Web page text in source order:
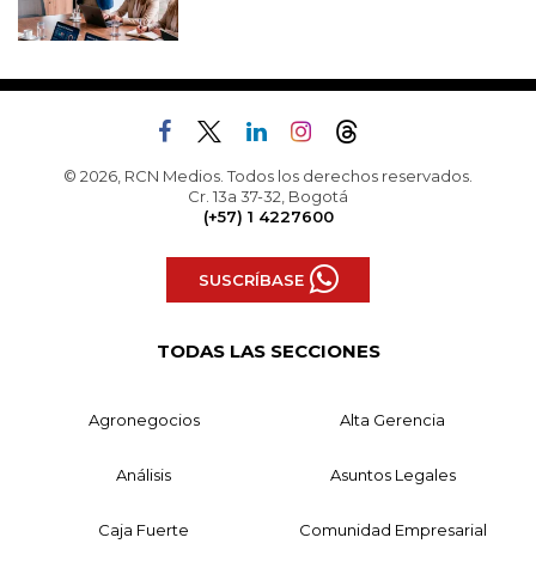
© 2026, RCN Medios. Todos los derechos reservados.
Cr. 13a 37-32, Bogotá
(+57) 1 4227600
SUSCRÍBASE
TODAS LAS SECCIONES
Agronegocios Alta Gerencia
Análisis Asuntos Legales
Caja Fuerte Comunidad Empresarial